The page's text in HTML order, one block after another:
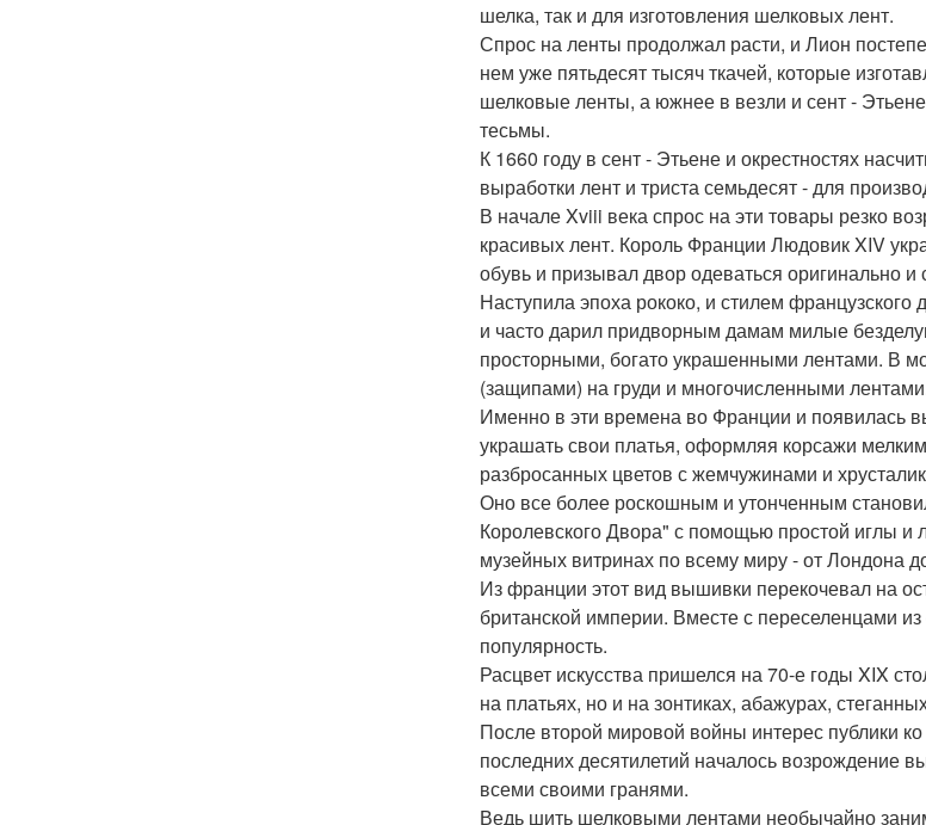
шелка, так и для изготовления шелковых лент.
Спрос на ленты продолжал расти, и Лион
нем уже пятьдесят тысяч ткачей, которые
шелковые ленты, а южнее в везли и сент -
тесьмы.
К 1660 году в сент - Этьене и окрестностях
выработки лент и триста семьдесят - для
В начале Xviii века спрос на эти товары резко
красивых лент. Король Франции Людовик XIV
обувь и призывал двор одеваться оригинально и
Наступила эпоха рококо, и стилем
и часто дарил придворным дамам милые
просторными, богато украшенными лентами. В
(защипами) на груди и многочисленными
Именно в эти времена во Франции и появилась
украшать свои платья, оформляя корсажи
разбросанных цветов с жемчужинами и
Оно все более роскошным и утонченным
Королевского Двора" с помощью простой иглы и
музейных витринах по всему миру - от Лондона
Из франции этот вид вышивки перекочевал на
британской империи. Вместе с переселенцами
популярность.
Расцвет искусства пришелся на 70-е годы XIX
на платьях, но и на зонтиках, абажурах,
После второй мировой войны интерес публики
последних десятилетий началось возрождение
всеми своими гранями.
Ведь шить шелковыми лентами необычайно